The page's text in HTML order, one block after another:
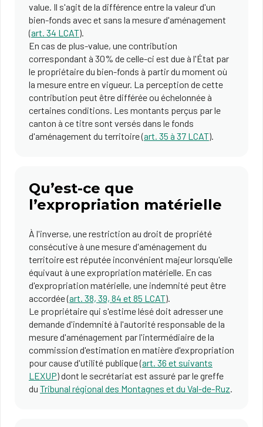
value. Il s'agit de la différence entre la valeur d'un
bien-fonds avec et sans la mesure d'aménagement
(art. 34 LCAT).
En cas de plus-value, une contribution
correspondant à 30% de celle-ci est due à l'État par
le propriétaire du bien-fonds à partir du moment où
la mesure entre en vigueur. La perception de cette
contribution peut être différée ou échelonnée à
certaines conditions. Les montants perçus par le
canton à ce titre sont versés dans le fonds
d'aménagement du territoire (art. 35 à 37 LCAT).
Qu’est-ce que
l’expropriation matérielle
À l'inverse, une restriction au droit de propriété
consécutive à une mesure d'aménagement du
territoire est réputée inconvénient majeur lorsqu'elle
équivaut à une expropriation matérielle. En cas
d'expropriation matérielle, une indemnité peut être
accordée (art. 38, 39, 84 et 85 LCAT).
Le propriétaire qui s'estime lésé doit adresser une
demande d'indemnité à l'autorité responsable de la
mesure d'aménagement par l'intermédiaire de la
commission d'estimation en matière d'expropriation
pour cause d'utilité publique (art. 36 et suivants
LEXUP) dont le secrétariat est assuré par le greffe
du Tribunal régional des Montagnes et du Val-de-Ruz.